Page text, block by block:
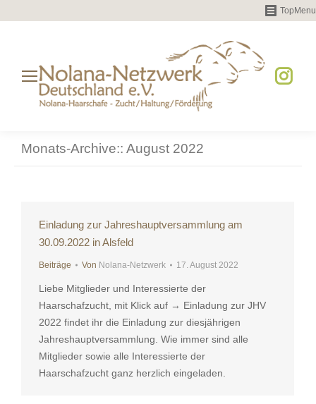
TopMenu
Monats-Archive:: August 2022
Einladung zur Jahreshauptversammlung am
30.09.2022 in Alsfeld
Beiträge Von Nolana-Netzwerk 17. August 2022
Liebe Mitglieder und Interessierte der
Haarschafzucht, mit Klick auf → Einladung zur JHV
2022 findet ihr die Einladung zur diesjährigen
Jahreshauptversammlung. Wie immer sind alle
Mitglieder sowie alle Interessierte der
Haarschafzucht ganz herzlich eingeladen.